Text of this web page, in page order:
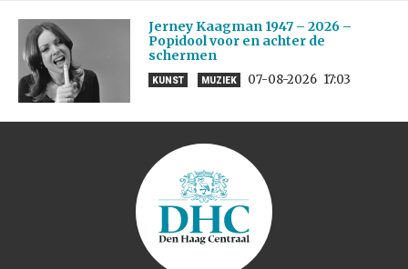
Jerney Kaagman 1947 – 2026 –
Popidool voor en achter de
schermen
KUNST MUZIEK 07-08-2026 17:03